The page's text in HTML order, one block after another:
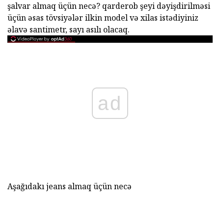
şalvar almaq üçün necə? qarderob şeyi dəyişdirilməsi
üçün əsas tövsiyələr ilkin model və xilas istədiyiniz
əlavə santimetr, sayı asılı olacaq.
ad
Aşağıdakı jeans almaq üçün necə